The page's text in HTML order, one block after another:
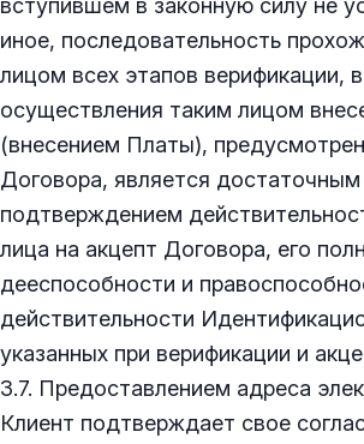
вступившем в законную силу не
иное, последовательность
лицом всех этапов верификации,
осуществления таким лицом
(внесением Платы),
Договора, является достаточным
подтверждением
лица на акцепт Договора, его
дееспособности и
действительности
указанных при верификации и
3.7. Предоставлением адреса
Клиент подтверждает свое